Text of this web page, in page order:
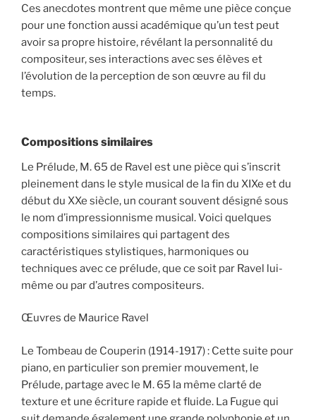
Ces anecdotes montrent que même une pièce conçue
pour une fonction aussi académique qu’un test peut
avoir sa propre histoire, révélant la personnalité du
compositeur, ses interactions avec ses élèves et
l’évolution de la perception de son œuvre au fil du
temps.
Compositions similaires
Le Prélude, M. 65 de Ravel est une pièce qui s’inscrit
pleinement dans le style musical de la fin du XIXe et du
début du XXe siècle, un courant souvent désigné sous
le nom d’impressionnisme musical. Voici quelques
compositions similaires qui partagent des
caractéristiques stylistiques, harmoniques ou
techniques avec ce prélude, que ce soit par Ravel lui-
même ou par d’autres compositeurs.
Œuvres de Maurice Ravel
Le Tombeau de Couperin (1914-1917) : Cette suite pour
piano, en particulier son premier mouvement, le
Prélude, partage avec le M. 65 la même clarté de
texture et une écriture rapide et fluide. La Fugue qui